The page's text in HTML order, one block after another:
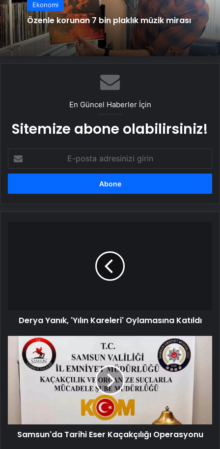
Ekonomi
Özenle korunan 7 bin plaklık müzik mirası
En Güncel Haberler İçin
Sitemize abone olabilirsiniz!
posta
adresinizi
Derya Yanık, 'Yılın Kareleri' Oylamasına Katıldı
Samsun'da
Tarihi
Eser
Kaçakçılığı
Operasyonu
Samsun'da Tarihi Eser Kaçakçılığı Operasyonu